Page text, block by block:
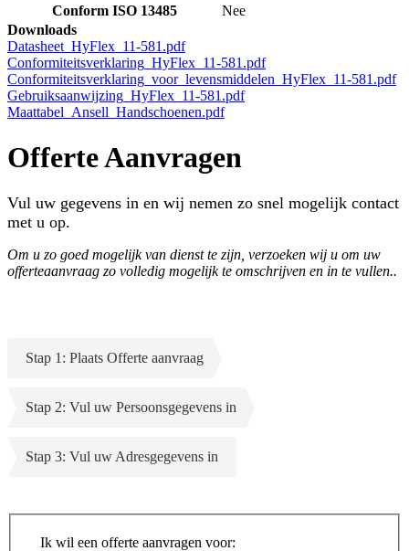
Conform ISO 13485
Nee
Downloads
Datasheet_HyFlex_11-581.pdf
Conformiteitsverklaring_HyFlex_11-581.pdf
Conformiteitsverklaring_voor_levensmiddelen_HyFlex_11-581.pdf
Gebruiksaanwijzing_HyFlex_11-581.pdf
Maattabel_Ansell_Handschoenen.pdf
Offerte Aanvragen
Vul uw gegevens in en wij nemen zo snel mogelijk contact
met u op.
Om u zo goed mogelijk van dienst te zijn, verzoeken wij u om uw
offerteaanvraag zo volledig mogelijk te omschrijven en in te vullen..
Stap 1: Plaats Offerte aanvraag
Stap 2: Vul uw Persoonsgegevens in
Stap 3: Vul uw Adresgegevens in
Ik wil een offerte aanvragen voor: